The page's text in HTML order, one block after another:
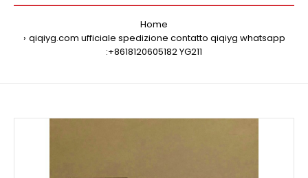
Home
qiqiyg.com ufficiale spedizione contatto qiqiyg whatsapp
:+8618120605182 YG211